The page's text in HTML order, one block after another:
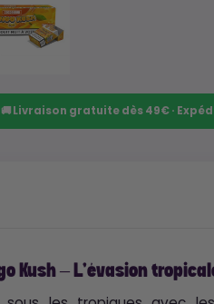
🚚 Livraison gratuite dès 49€ ·
Kush – L’évasion